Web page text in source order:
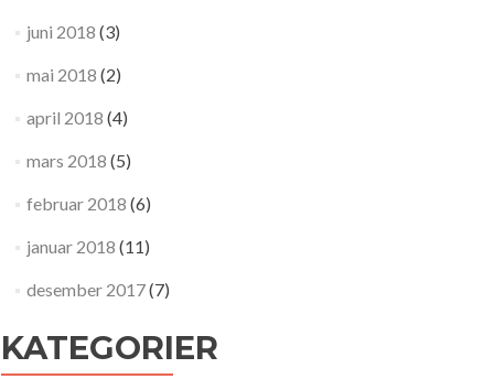
juni 2018 (3)
mai 2018 (2)
april 2018 (4)
mars 2018 (5)
februar 2018 (6)
januar 2018 (11)
desember 2017(7)
KATEGORIER